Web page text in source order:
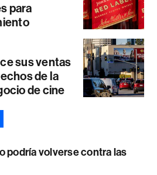
para
sus ventas
de la
de cine
podría volverse contra las